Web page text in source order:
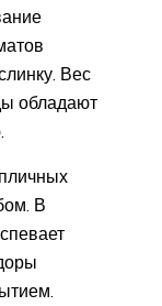
Вес
обладают
В